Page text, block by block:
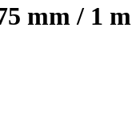
mm / 1 m